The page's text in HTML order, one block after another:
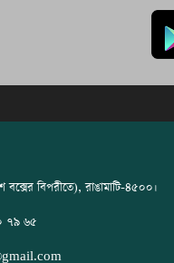
বিপরীতে), রাঙামাটি-৪৫০০।
৭৯ ৬৫